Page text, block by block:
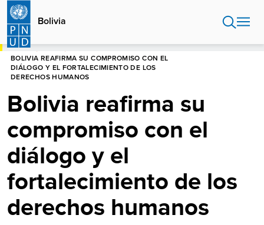
Pasar
contenido
principal
Bolivia
HOME
BOLIVIA REAFIRMA SU COMPROMISO CON EL
DIÁLOGO Y EL FORTALECIMIENTO DE LOS
DERECHOS HUMANOS
Bolivia reafirma su
compromiso con el
diálogo y el
fortalecimiento de los
derechos humanos